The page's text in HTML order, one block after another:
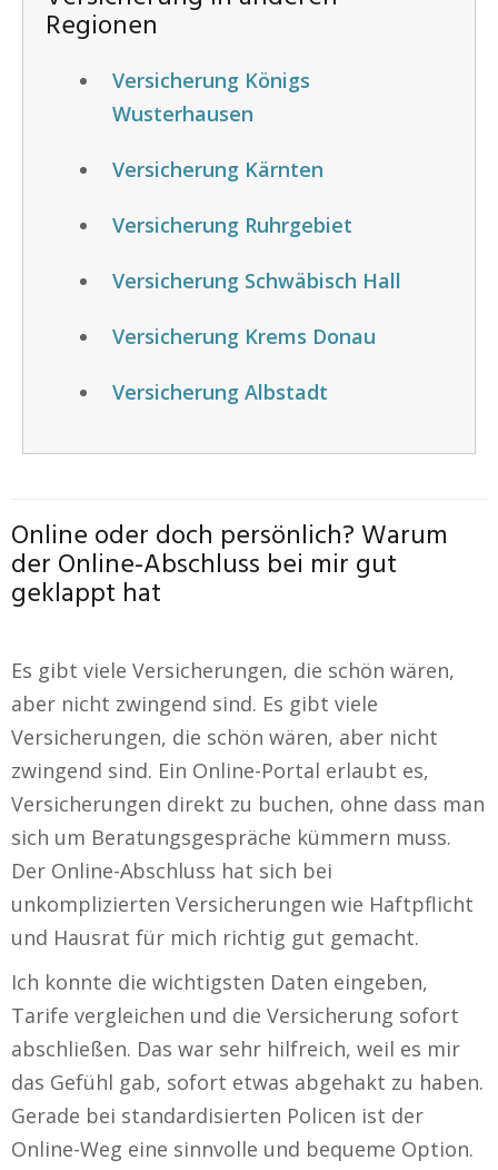
Regionen
Versicherung Königs
Wusterhausen
Versicherung Kärnten
Versicherung Ruhrgebiet
Versicherung Schwäbisch Hall
Versicherung Krems Donau
Versicherung Albstadt
Online oder doch persönlich? Warum
der Online-Abschluss bei mir gut
geklappt hat
Es gibt viele Versicherungen, die schön wären,
aber nicht zwingend sind. Es gibt viele
Versicherungen, die schön wären, aber nicht
zwingend sind. Ein Online-Portal erlaubt es,
Versicherungen direkt zu buchen, ohne dass man
sich um Beratungsgespräche kümmern muss.
Der Online-Abschluss hat sich bei
unkomplizierten Versicherungen wie Haftpflicht
und Hausrat für mich richtig gut gemacht.
Ich konnte die wichtigsten Daten eingeben,
Tarife vergleichen und die Versicherung sofort
abschließen. Das war sehr hilfreich, weil es mir
das Gefühl gab, sofort etwas abgehakt zu haben.
Gerade bei standardisierten Policen ist der
Online-Weg eine sinnvolle und bequeme Option.